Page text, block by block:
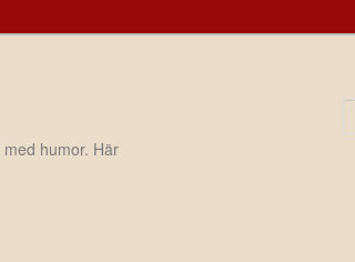
humor. Här